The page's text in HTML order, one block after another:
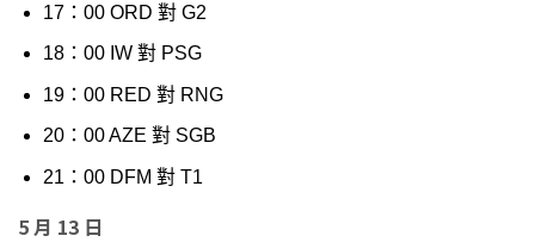
17：00 ORD 對 G2
18：00 IW 對 PSG
19：00 RED 對 RNG
20：00 AZE 對 SGB
21：00 DFM 對 T1
5 月 13 日